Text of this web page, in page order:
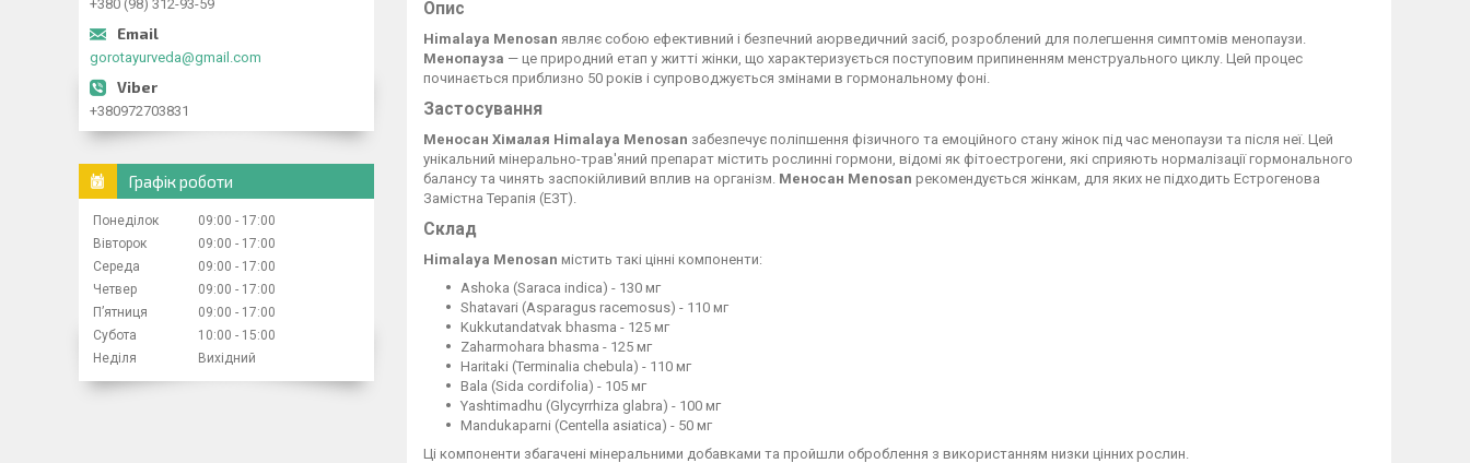
Опис
Himalaya Menosan являє собою ефективний і безпечний аюрведичний засіб, розроблений для полегшення симптомів менопаузи.
Менопауза — це природний етап у житті жінки, що характеризується поступовим припиненням менструального циклу. Цей процес
починається приблизно 50 років і супроводжується змінами в гормональному фоні.
Застосування
Меносан Хімалая Himalaya Menosan забезпечує поліпшення фізичного та емоційного стану жінок під час менопаузи та після неї. Цей
унікальний мінерально-трав'яний препарат містить рослинні гормони, відомі як фітоестрогени, які сприяють нормалізації гормонального
балансу та чинять заспокійливий вплив на організм. Меносан Menosan рекомендується жінкам, для яких не підходить Естрогенова
Замістна Терапія (ЕЗТ).
Склад
Himalaya Menosan містить такі цінні компоненти:
Ashoka (Saraca indica) - 130 мг
Shatavari (Asparagus racemosus) - 110 мг
Kukkutandatvak bhasma - 125 мг
Zaharmohara bhasma - 125 мг
Haritaki (Terminalia chebula) - 110 мг
Bala (Sida cordifolia) - 105 мг
Yashtimadhu (Glycyrrhiza glabra) - 100 мг
Mandukaparni (Centella asiatica) - 50 мг
Ці компоненти збагачені мінеральними добавками та пройшли оброблення з використанням низки цінних рослин.
+380 (98) 312-93-59
gorotayurveda@gmail.com
+380972703831
Графік роботи
Понеділок 09:00
17:00
Вівторок
09:00
17:00
Середа
09:00
17:00
Четвер
09:00
17:00
Пʼятниця
09:00
17:00
Субота
10:00
15:00
Неділя
Вихідний